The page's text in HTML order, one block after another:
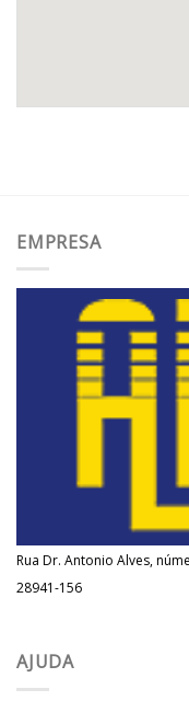
EMPRESA
Rua Dr. Antonio Alves,
28941-156
AJUDA